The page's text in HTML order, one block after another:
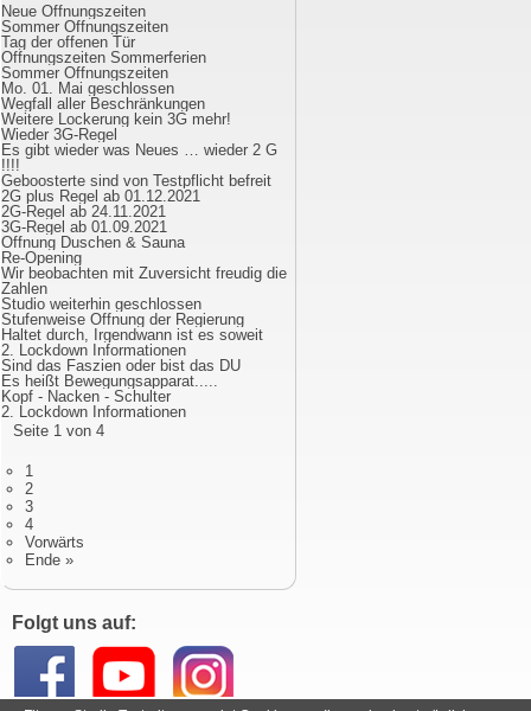
Neue Öffnungszeiten
Sommer Öffnungszeiten
Tag der offenen Tür
Öffnungszeiten Sommerferien
Sommer Öffnungszeiten
Mo. 01. Mai geschlossen
Wegfall aller Beschränkungen
Weitere Lockerung kein 3G mehr!
Wieder 3G-Regel
Es gibt wieder was Neues … wieder 2 G
!!!!
Geboosterte sind von Testpflicht befreit
2G plus Regel ab 01.12.2021
2G-Regel ab 24.11.2021
3G-Regel ab 01.09.2021
Öffnung Duschen & Sauna
Re-Opening
Wir beobachten mit Zuversicht freudig die
Zahlen
Studio weiterhin geschlossen
Stufenweise Öffnung der Regierung
Haltet durch, Irgendwann ist es soweit
2. Lockdown Informationen
Sind das Faszien oder bist das DU
Es heißt Bewegungsapparat.....
Kopf - Nacken - Schulter
2. Lockdown Informationen
Seite 1 von 4
1
2
3
4
Vorwärts
Ende »
Folgt uns auf: